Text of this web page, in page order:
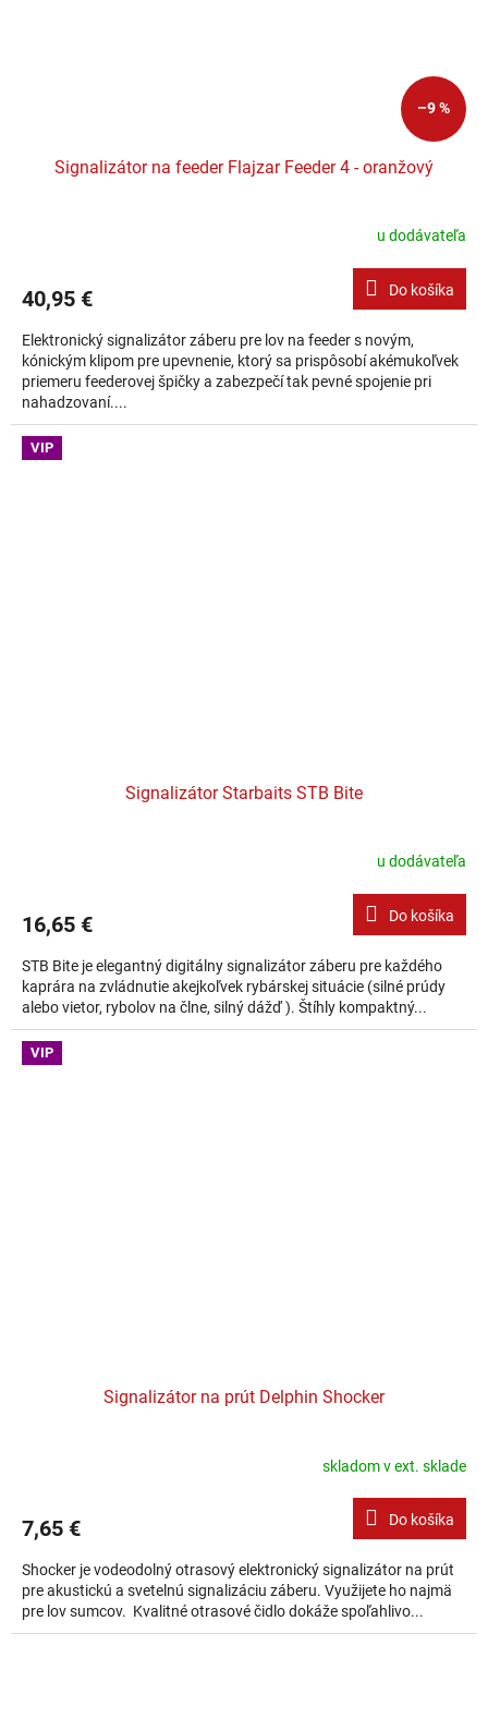
–9 %
Signalizátor na feeder Flajzar Feeder 4 - oranžový
u dodávateľa
40,95 € Do košíka
Elektronický signalizátor záberu pre lov na feeder s novým,
kónickým klipom pre upevnenie, ktorý sa prispôsobí akémukoľvek
priemeru feederovej špičky a zabezpečí tak pevné spojenie pri
nahadzovaní....
VIP
Signalizátor Starbaits STB Bite
u dodávateľa
16,65 € Do košíka
STB Bite je elegantný digitálny signalizátor záberu pre každého
kaprára na zvládnutie akejkoľvek rybárskej situácie (silné prúdy
alebo vietor, rybolov na člne, silný dážď ). Štíhly kompaktný...
VIP
Signalizátor na prút Delphin Shocker
skladom v ext. sklade
7,65 € Do košíka
Shocker je vodeodolný otrasový elektronický signalizátor na prút
pre akustickú a svetelnú signalizáciu záberu. Využijete ho najmä
pre lov sumcov. Kvalitné otrasové čidlo dokáže spoľahlivo...